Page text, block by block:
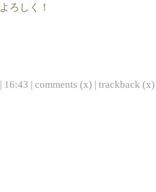
ろしく！
| 16:43 | comments (x) | trackback (x)